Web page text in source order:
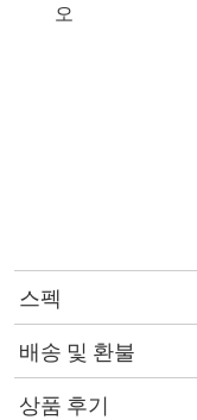
오
스펙
배송 및 환불
상품 후기